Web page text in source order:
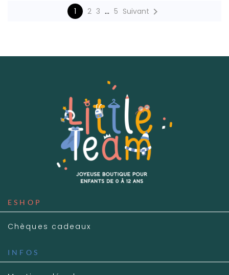
1 2 3 … 5 Suivant 
ESHOP
Chèques cadeaux
INFOS